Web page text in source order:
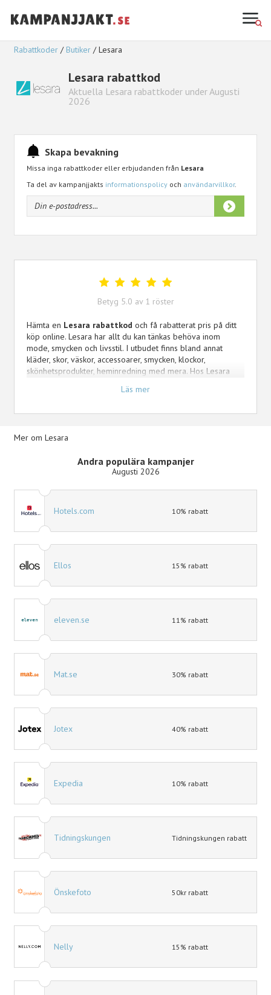
Rabattkoder Butiker Lesara
Lesara rabattkod
Aktuella Lesara rabattkoder under Augusti
2026
Betyg 5.0 av 1 röster
Hämta en Lesara rabattkod och få rabatterat pris på ditt
köp online. Lesara har allt du kan tänkas behöva inom
mode, smycken och livsstil. I utbudet finns bland annat
kläder, skor, väskor, accessoarer, smycken, klockor,
skönhetsprodukter, heminredning med mera. Hos Lesara
rabatt. Varje order kommer med säker leverans och med
rabattkoder och kampanjer som ger dig det bästa priset
Läs mer
Skapa bevakning
Missa inga rabattkoder eller erbjudanden från Lesara
Ta del av kampanjjakts informationspolicy och användarvillkor.
Mer om Lesara
Andra populära kampanjer
Augusti 2026
Hotels.com 10% rabatt
Ellos 15% rabatt
eleven.se 11% rabatt
Mat.se 30% rabatt
Jotex 40% rabatt
Expedia 10% rabatt
Tidningskungen Tidningskungen rabatt
Önskefoto 50kr rabatt
Nelly 15% rabatt